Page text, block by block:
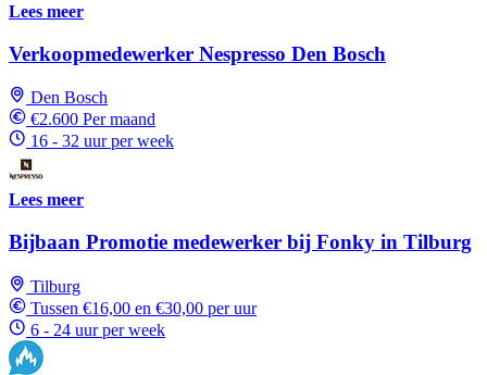
Lees meer
Verkoopmedewerker Nespresso Den Bosch
Den Bosch
€2.600 Per maand
16 - 32 uur per week
Lees meer
Bijbaan Promotie medewerker bij Fonky in Tilburg
Tilburg
Tussen €16,00 en €30,00 per uur
6 - 24 uur per week